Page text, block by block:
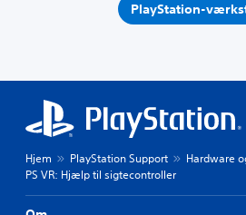
PlayStation-
Hjem PlayStation Support
Hardware
PS VR: Hjælp til sigtecontroller